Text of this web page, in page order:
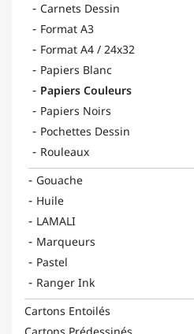
Carnets Dessin
Format A3
Format A4 / 24x32
Papiers Blanc
Papiers Couleurs
Papiers Noirs
Pochettes Dessin
Rouleaux
Gouache
Huile
LAMALI
Marqueurs
Pastel
Ranger Ink
Cartons Entoilés